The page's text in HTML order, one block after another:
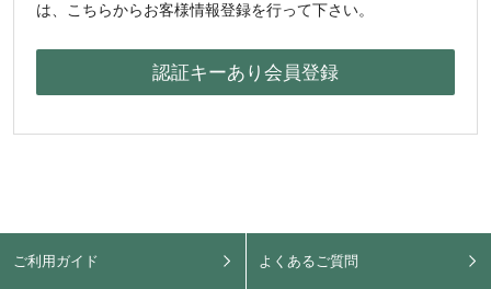
は、こちらからお客様情報登録を行って下さい。
ご利用ガイド よくあるご質問